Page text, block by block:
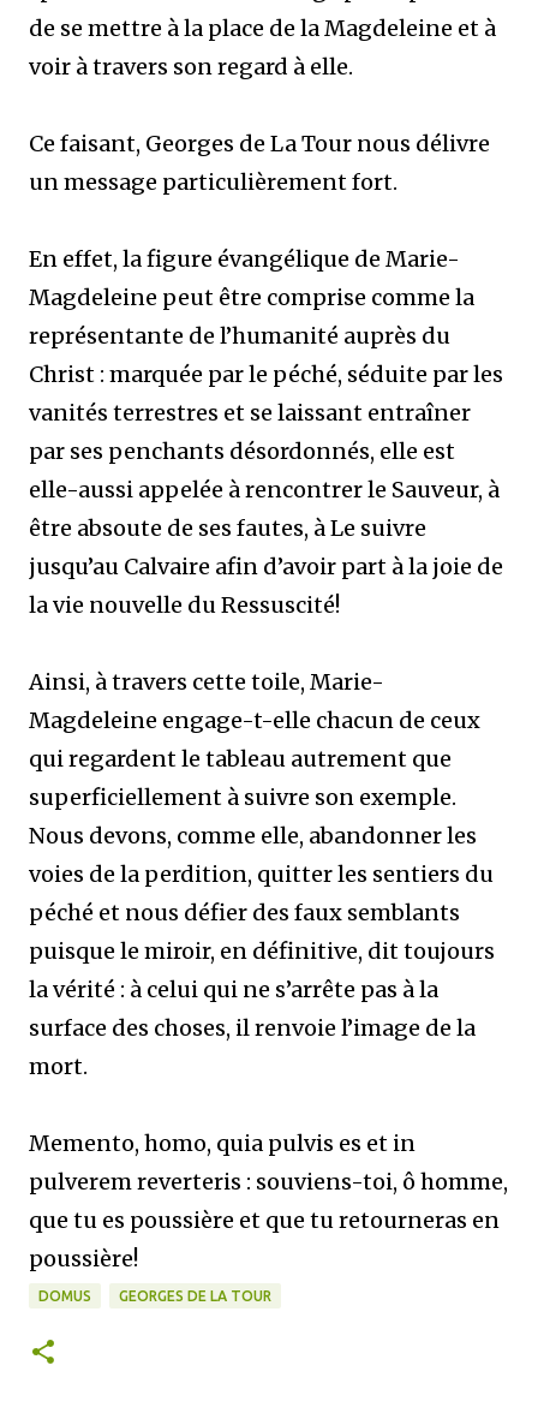
de se mettre à la place de la Magdeleine et à
voir à travers son regard à elle.
Ce faisant, Georges de La Tour nous délivre
un message particulièrement fort.
En effet, la figure évangélique de Marie-
Magdeleine peut être comprise comme la
représentante de l’humanité auprès du
Christ : marquée par le péché, séduite par les
vanités terrestres et se laissant entraîner
par ses penchants désordonnés, elle est
elle-aussi appelée à rencontrer le Sauveur, à
être absoute de ses fautes, à Le suivre
jusqu’au Calvaire afin d’avoir part à la joie de
la vie nouvelle du Ressuscité!
Ainsi, à travers cette toile, Marie-
Magdeleine engage-t-elle chacun de ceux
qui regardent le tableau autrement que
superficiellement à suivre son exemple.
Nous devons, comme elle, abandonner les
voies de la perdition, quitter les sentiers du
péché et nous défier des faux semblants
puisque le miroir, en définitive, dit toujours
la vérité : à celui qui ne s’arrête pas à la
surface des choses, il renvoie l’image de la
mort.
Memento, homo, quia pulvis es et in
pulverem reverteris : souviens-toi, ô homme,
que tu es poussière et que tu retourneras en
poussière!
DOMUS GEORGES DE LA TOUR